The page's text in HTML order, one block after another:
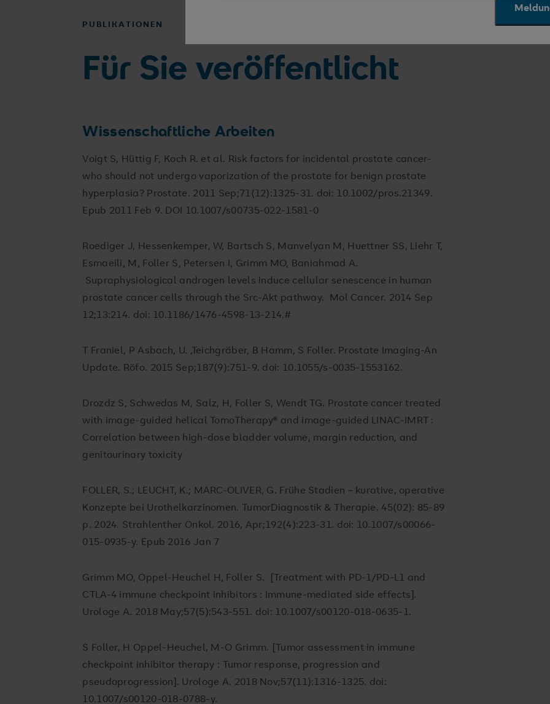
PUBLIKATIONEN
Für Sie veröffentlicht
Wissenschaftliche Arbeiten
Voigt S, Hüttig F, Koch R. et al. Risk factors for incidental prostate cancer-
who should not undergo vaporization of the prostate for benign prostate
hyperplasia? Prostate. 2011 Sep;71(12):1325-31. doi: 10.1002/pros.21349.
Epub 2011 Feb 9. DOI 10.1007/s00735-022-1581-0
Roediger J, Hessenkemper, W, Bartsch S, Manvelyan M, Huettner SS, Liehr T,
Esmaeili, M, Foller S, Petersen I, Grimm MO, Baniahmad A.
Supraphysiological androgen levels induce cellular senescence in human
prostate cancer cells through the Src-Akt pathway. Mol Cancer. 2014 Sep
12;13:214. doi: 10.1186/1476-4598-13-214.#
T Franiel, P Asbach, U. ,Teichgräber, B Hamm, S Foller. Prostate Imaging-An
Update. Röfo. 2015 Sep;187(9):751-9. doi: 10.1055/s-0035-1553162.
Drozdz S, Schwedas M, Salz, H, Foller S, Wendt TG. Prostate cancer treated
with image-guided helical TomoTherapy® and image-guided LINAC-IMRT :
Correlation between high-dose bladder volume, margin reduction, and
genitourinary toxicity
FOLLER, S.; LEUCHT, K.; MARC-OLIVER, G. Frühe Stadien – kurative, operative
Konzepte bei Urothelkarzinomen. TumorDiagnostik & Therapie. 45(02): 85-89
p. 2024. Strahlenther Onkol. 2016, Apr;192(4):223-31. doi: 10.1007/s00066-
015-0935-y. Epub 2016 Jan 7
Grimm MO, Oppel-Heuchel H, Foller S. [Treatment with PD-1/PD-L1 and
CTLA-4 immune checkpoint inhibitors : Immune-mediated side effects].
Urologe A. 2018 May;57(5):543-551. doi: 10.1007/s00120-018-0635-1.
S Foller, H Oppel-Heuchel, M-O Grimm. [Tumor assessment in immune
checkpoint inhibitor therapy : Tumor response, progression and
pseudoprogression]. Urologe A. 2018 Nov;57(11):1316-1325. doi:
10.1007/s00120-018-0788-y.